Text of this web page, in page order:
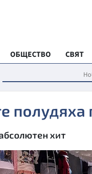
ОБЩЕСТВО СВЯТ
полудяха
хит